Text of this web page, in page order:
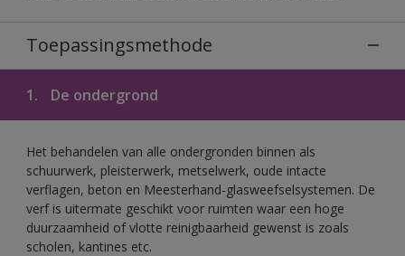
Toepassingsmethode
1. De ondergrond
Het behandelen van alle ondergronden binnen als
schuurwerk, pleisterwerk, metselwerk, oude intacte
verflagen, beton en Meesterhand-glasweefselsystemen. De
verf is uitermate geschikt voor ruimten waar een hoge
duurzaamheid of vlotte reinigbaarheid gewenst is zoals
scholen, kantines etc.